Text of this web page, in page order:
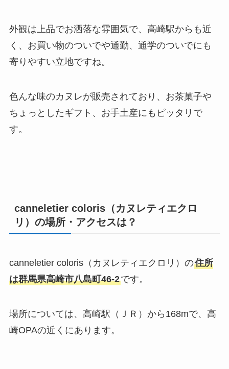
外観は上品でお洒落な雰囲気で、高崎駅からも近
く、お買い物のついでや通勤、通学のついでにも
寄りやすい立地ですね。
色んな味のカヌレが販売されており、お茶菓子や
ちょっとしたギフト、お手土産にもピッタリで
す。
canneletier coloris（カヌレティエクロ
リ）の場所・アクセスは？
canneletier coloris（カヌレティエクロリ）の住所
は群馬県高崎市八島町46-2です。
場所については、 高崎駅（ＪＲ）から168mで、高
崎OPAの近くにあります。